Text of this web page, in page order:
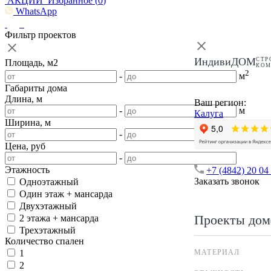
WhatsApp
ИндивиДОМ
Ваш регион:
Калуга
+7 (4842) 20 04
Заказать звонок
Проекты
МАТЕРИАЛ
Фильтр проектов
Площадь, м2
-
м2
Габариты дома
Длина, м
-
м
Ширина, м
-
м
Цена, руб
-
Этажность
Одноэтажный
Один этаж + мансарда
Двухэтажный
2 этажа + мансарда
Трехэтажный
Количество спален
1
2